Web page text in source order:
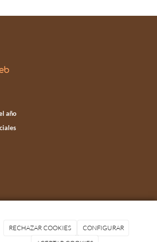
año
RECHAZAR COOKIES
CONFIGURAR